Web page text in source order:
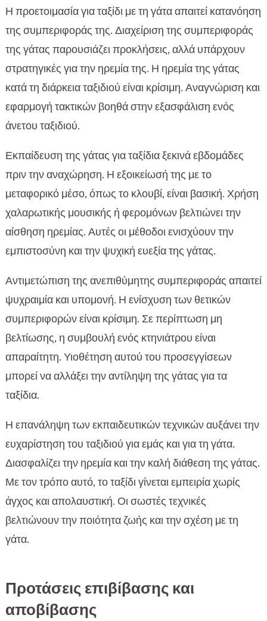
Η προετοιμασία για ταξίδι με τη γάτα απαιτεί κατανόηση
της συμπεριφοράς της. Διαχείριση της συμπεριφοράς
της γάτας παρουσιάζει προκλήσεις, αλλά υπάρχουν
στρατηγικές για την ηρεμία της. Η ηρεμία της γάτας
κατά τη διάρκεια ταξιδιού είναι κρίσιμη. Αναγνώριση και
εφαρμογή τακτικών βοηθά στην εξασφάλιση ενός
άνετου ταξιδιού.
Εκπαίδευση της γάτας για ταξίδια ξεκινά εβδομάδες
πριν την αναχώρηση. Η εξοικείωσή της με το
μεταφορικό μέσο, όπως το κλουβί, είναι βασική. Χρήση
χαλαρωτικής μουσικής ή φερομόνων βελτιώνει την
αίσθηση ηρεμίας. Αυτές οι μέθοδοι ενισχύουν την
εμπιστοσύνη και την ψυχική ευεξία της γάτας.
Αντιμετώπιση της ανεπιθύμητης συμπεριφοράς απαιτεί
ψυχραιμία και υπομονή. Η ενίσχυση των θετικών
συμπεριφορών είναι κρίσιμη. Σε περίπτωση μη
βελτίωσης, η συμβουλή ενός κτηνιάτρου είναι
απαραίτητη. Υιοθέτηση αυτού του προσεγγίσεων
μπορεί να αλλάξει την αντίληψη της γάτας για τα
ταξίδια.
Η επανάληψη των εκπαιδευτικών τεχνικών αυξάνει την
ευχαρίστηση του ταξιδιού για εμάς και για τη γάτα.
Διασφαλίζει την ηρεμία και την καλή διάθεση της γάτας.
Με τον τρόπο αυτό, το ταξίδι γίνεται εμπειρία χωρίς
άγχος και απολαυστική. Οι σωστές τεχνικές
βελτιώνουν την ποιότητα ζωής και την σχέση με τη
γάτα.
Προτάσεις επιβίβασης και
αποβίβασης